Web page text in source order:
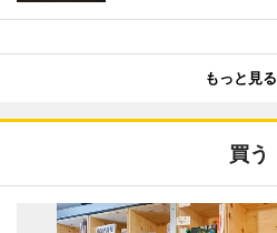
もっと見る
買う